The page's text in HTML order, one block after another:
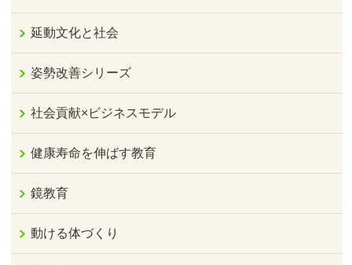
延動文化と社会
姿勢改善シリーズ
社会貢献×ビジネスモデル
健康寿命を伸ばす教育
鏡教育
動ける体づくり